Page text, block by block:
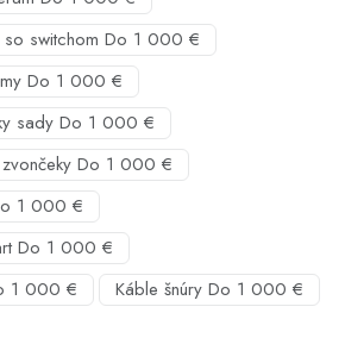
so switchom Do 1 000 €
Do 1 000 €
sady Do 1 000 €
Do 1 000 €
1 000 €
Do 1 000 €
1 000 €
Káble šnúry Do 1 000 €